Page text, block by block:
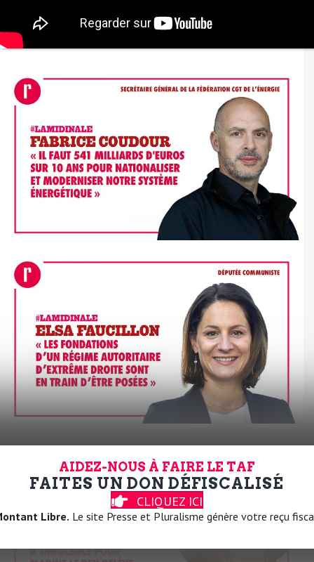
AIDEZ-NOUS À FAIRE LE TAF
FAITES UN DON DÉFISCALISÉ
CLIQUEZ ICI
Libre. Le site Presse et Pluralisme génère votre reçu